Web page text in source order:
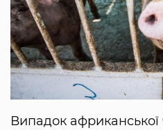
Випадок